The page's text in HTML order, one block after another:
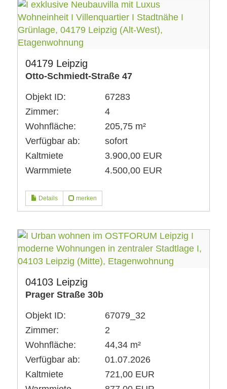
04179 Leipzig
Otto-Schmiedt-Straße 47
Objekt ID:
67283
Zimmer:
4
Wohnfläche:
205,75 m²
Verfügbar ab:
sofort
Kaltmiete
3.900,00 EUR
Warmmiete
4.500,00 EUR
Details merken
04103 Leipzig
Prager Straße 30b
Objekt ID:
67079_32
Zimmer:
2
Wohnfläche:
44,34 m²
Verfügbar ab:
01.07.2026
Kaltmiete
721,00 EUR